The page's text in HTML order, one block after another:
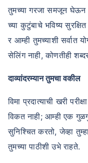
तुमच्या गरजा समजून घेऊन
च्या कुटुंबाचे भविष्य
र आम्ही तुमच्याशी सर्वात
सेलिंग नाही, कोणतीही
दाव्यांदरम्यान तुमचा वकील
विमा प्रदात्याची खरी
विकत नाही; आम्ही एक
सुनिश्चित करतो, जेव्हा
तुमच्या पाठीशी उभे राहते.